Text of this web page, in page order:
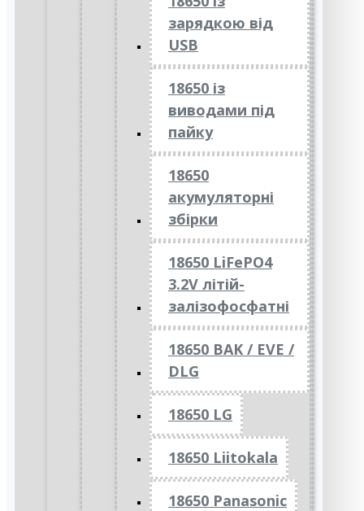
зарядкою від
USB
18650 із
виводами під
пайку
18650
акумуляторні
збірки
18650 LiFePO4
3.2V літій-
залізофосфатні
18650 BAK / EVE /
DLG
18650 LG
18650 Liitokala
18650 Panasonic